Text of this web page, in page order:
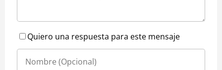
Quiero una respuesta para este mensaje